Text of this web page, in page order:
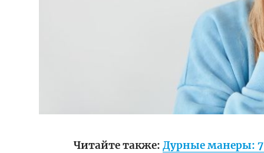
Читайте также:Дурные манеры: